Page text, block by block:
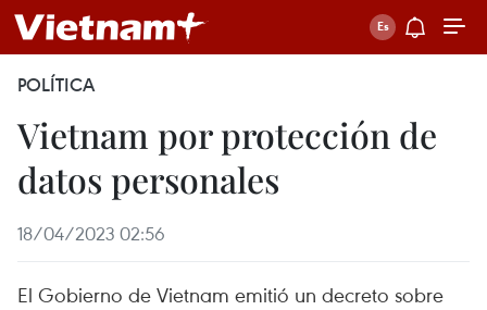
POLÍTICA
Vietnam por protección de
datos personales
18/04/2023 02:56
El Gobierno de Vietnam emitió un decreto sobre